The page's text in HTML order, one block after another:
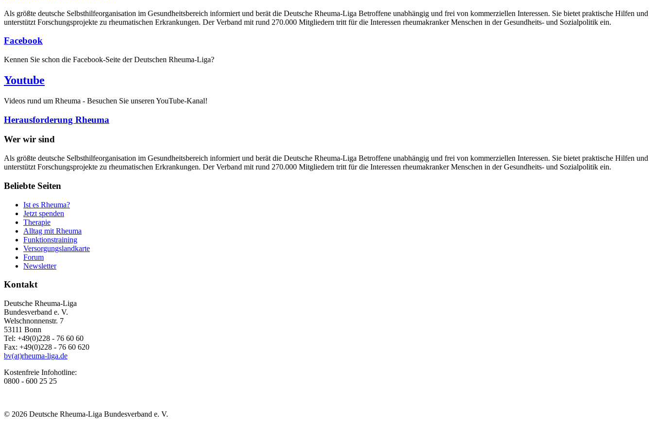
Als größte deutsche Selbsthilfe­organisation im Gesundheitsbereich informiert und berät die Deutsche Rheuma-Liga Betroffene unabhängig und frei von kommerziellen Interessen. Sie bietet praktische Hilfen und
unterstützt Forschungsprojekte zu rheumatischen Erkrankungen. Der Verband mit rund 270.000 Mitgliedern tritt für die Interessen rheumakranker Menschen in der Gesundheits- und Sozialpolitik ein.
Facebook
Kennen Sie schon die Facebook-Seite der Deutschen Rheuma-Liga?
Youtube
Videos rund um Rheuma - Besuchen Sie unseren YouTube-Kanal!
Herausforderung Rheuma
Wer wir sind
Als größte deutsche Selbsthilfeorganisation im Gesundheitsbereich informiert und berät die Deutsche Rheuma-Liga Betroffene unabhängig und frei von kommerziellen Interessen. Sie bietet praktische Hilfen und
unterstützt Forschungsprojekte zu rheumatischen Erkrankungen. Der Verband mit rund 270.000 Mitgliedern tritt für die Interessen rheumakranker Menschen in der Gesundheits- und Sozialpolitik ein.
Beliebte Seiten
Ist es Rheuma?
Jetzt spenden
Therapie
Alltag mit Rheuma
Funktionstraining
Versorgungslandkarte
Forum
Newsletter
Kontakt
Deutsche Rheuma-Liga
Bundesverband e. V.
Welschnonnenstr. 7
53111 Bonn
Tel: +49(0)228 - 76 60 60
Fax: +49(0)228 - 76 60 620
bv(at)rheuma-liga.de
Kostenfreie Infohotline:
0800 - 600 25 25
© 2026 Deutsche Rheuma-Liga Bundesverband e. V.